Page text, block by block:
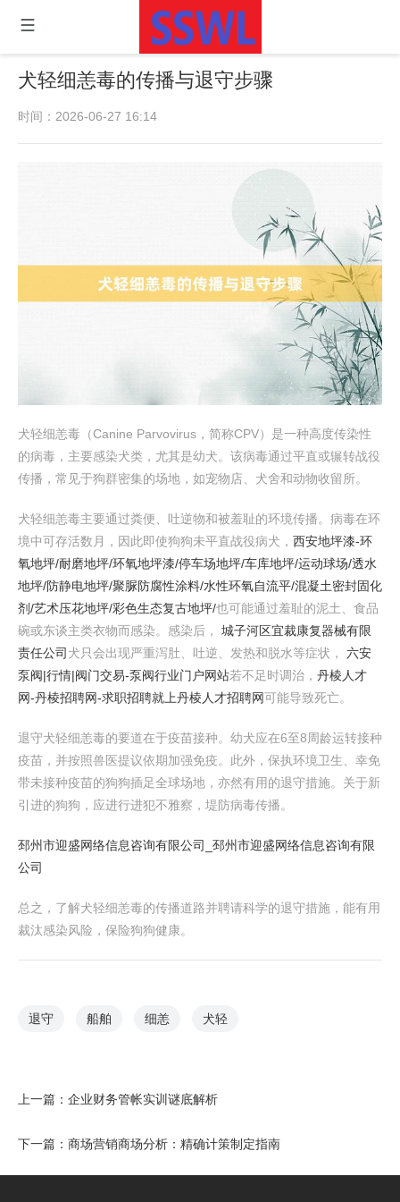
犬轻细恙毒的传播与退守步骤
时间：2026-06-27 16:14
犬轻细恙毒（Canine Parvovirus，简称CPV）是一种高度传染性
的病毒，主要感染犬类，尤其是幼犬。该病毒通过平直或辗转战役
传播，常见于狗群密集的场地，如宠物店、犬舍和动物收留所。
犬轻细恙毒主要通过粪便、吐逆物和被羞耻的环境传播。病毒在环
境中可存活数月，因此即使狗狗未平直战役病犬， 西安地坪漆-环
氧地坪/耐磨地坪/环氧地坪漆/停车场地坪/车库地坪/运动球场/透水
地坪/防静电地坪/聚脲防腐性涂料/水性环氧自流平/混凝土密封固化
剂/艺术压花地坪/彩色生态复古地坪/也可能通过羞耻的泥土、食品
碗或东谈主类衣物而感染。感染后， 城子河区宜裁康复器械有限
责任公司 犬只会出现严重泻肚、吐逆、发热和脱水等症状， 六安
泵阀|行情|阀门交易-泵阀行业门户网站若不足时调治， 丹棱人才
网-丹棱招聘网-求职招聘就上丹棱人才招聘网可能导致死亡。
退守犬轻细恙毒的要道在于疫苗接种。幼犬应在6至8周龄运转接种
疫苗，并按照兽医提议依期加强免疫。此外，保执环境卫生、幸免
带未接种疫苗的狗狗插足全球场地，亦然有用的退守措施。关于新
引进的狗狗，应进行进犯不雅察，堤防病毒传播。
邳州市迎盛网络信息咨询有限公司_邳州市迎盛网络信息咨询有限
公司
总之，了解犬轻细恙毒的传播道路并聘请科学的退守措施，能有用
裁汰感染风险，保险狗狗健康。
退守 船舶 细恙 犬轻
上一篇： 企业财务管帐实训谜底解析
下一篇： 商场营销商场分析：精确计策制定指南